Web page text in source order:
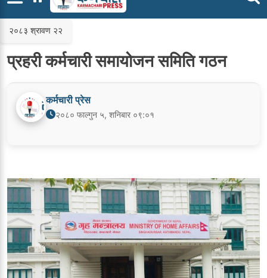
२०८३ श्रावण २२
प्रहरी कर्मचारी समायोजन समिति गठन
कर्मचारी प्रेस
२०८० फाल्गुन ५, शनिबार ०९:०१